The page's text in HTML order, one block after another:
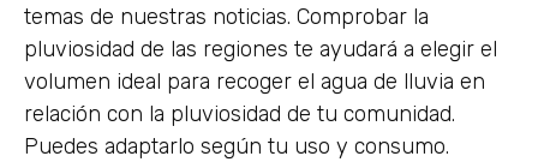
temas de nuestras noticias. Comprobar la
pluviosidad de las regiones te ayudará a elegir el
volumen ideal para recoger el agua de lluvia en
relación con la pluviosidad de tu comunidad.
Puedes adaptarlo según tu uso y consumo.